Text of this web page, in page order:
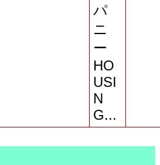
パ
ニ
ー
HO
USI
N
G...